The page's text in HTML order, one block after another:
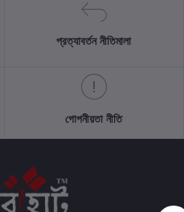
প্রত্যাবর্তন নীতিমালা
গোপনীয়তা নীতি